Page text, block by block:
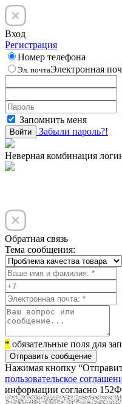
Вход
Регистрация
Номер телефона
Эл. почтаЭлектронная
Запомнить меня
Войти Забыли пароль?!
Неверная комбинация
Обратная связь
Тема сообщения:
* обязательные поля для
Отправить сообщение
Нажимая кнопку
пользовательское
информации согласно